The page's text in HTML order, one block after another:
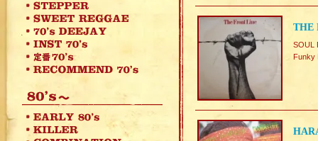
THE
SOUL
Funky